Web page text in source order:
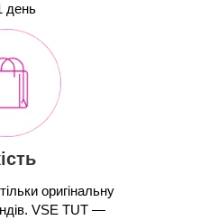
оригінальну
VSE TUT —
день